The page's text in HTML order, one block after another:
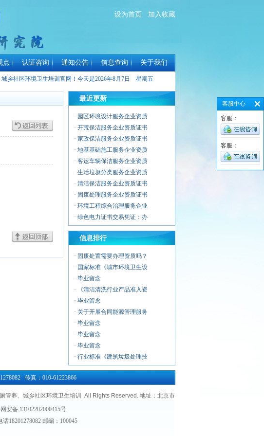
设为首页 加入收藏
点 认证咨询 通知公告 信息查询 关于我们
乡社区环境卫生培训官网！今天是2026年8月7日 星期五
最近更新
· 园区环境设计服务企业资质
· 开荒保洁服务企业资质证书
· 家政保洁服务企业资质证书
· 地基基础施工服务企业资质
· 客运车辆保洁服务企业资质
· 生活垃圾分类服务企业资质
· 清洁保洁服务企业资质证书
· 固废处理服务企业资质证书
· 环境工程综合治理服务企业
· 绿色电力证书交易凭证：办
警用无人机服务企业资质证
信息排行
· 固废处置需要办理资质吗？
· 国家标准《城市环境卫生设
· 毕业留念
·
《清洁清洗行业产品准入资
· 毕业留念
· 关于开展合同能源管理服务
· 毕业留念
· 毕业留念
· 毕业留念
· 行业标准《建筑垃圾处理技
·
传真：010-61223866
管养、城乡社区环境卫生培训 All Rights Reserved. 地址：北京市
安备 13102202000415号
18201278082 邮编：100045
客服中心
客服：
客服：